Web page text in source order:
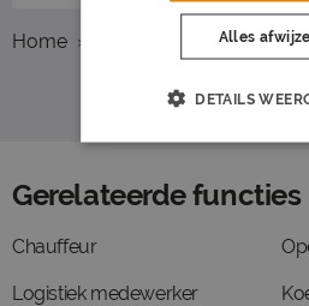
Home Overzicht vacatures
Gerelateerde functies
Chauffeur
Logistiek medewerker
Alles
DETAILS